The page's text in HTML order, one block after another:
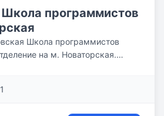
программистов
Школа программистов
на м. Новаторская.